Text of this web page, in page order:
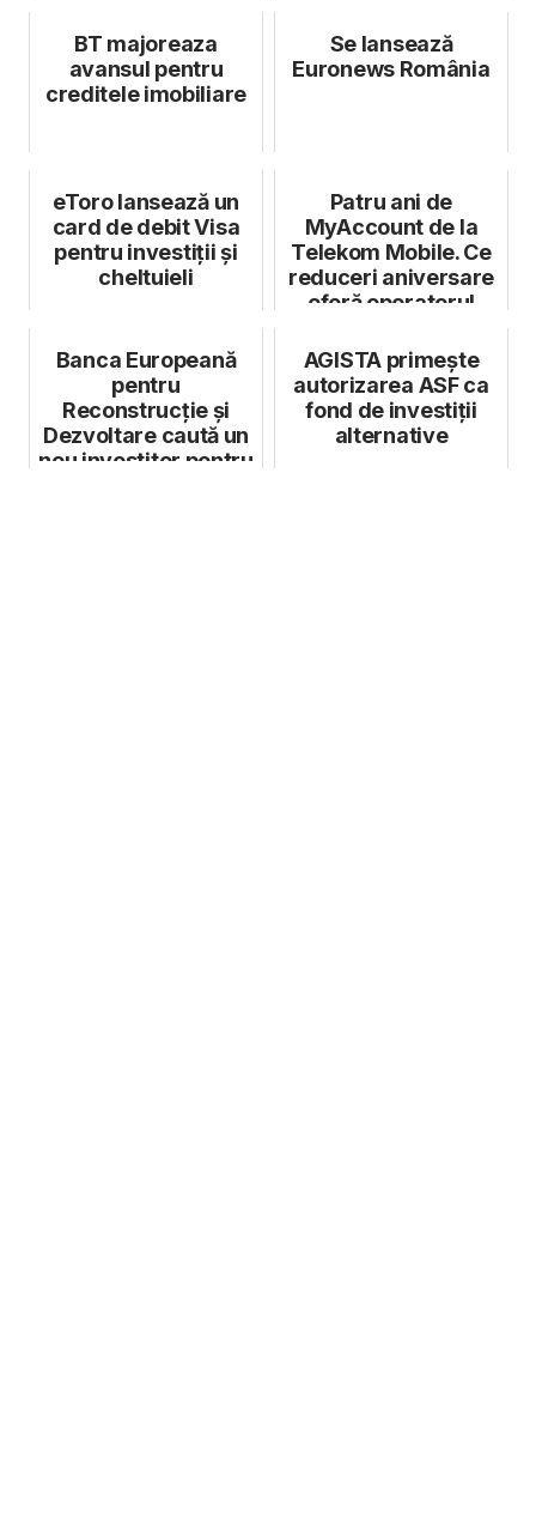
BT majoreaza
avansul pentru
creditele imobiliare
Se lansează
Euronews România
eToro lansează un
card de debit Visa
pentru investiții și
cheltuieli
Patru ani de
MyAccount de la
Telekom Mobile. Ce
reduceri aniversare
oferă operatorul
Banca Europeană
pentru
Reconstrucție și
Dezvoltare caută un
nou investitor pentru
AGISTA primește
autorizarea ASF ca
fond de investiții
alternative